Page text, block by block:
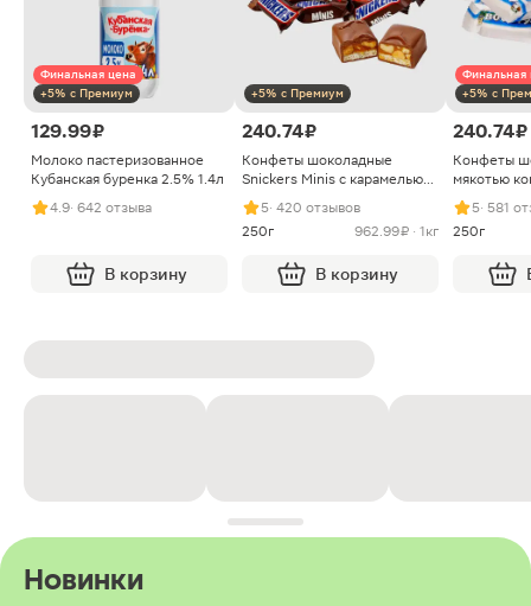
Финальная цена
+5% с Премиум
129.99 ₽
Молоко пастеризованное
Кубанская буренка 2.5% 1.4л
4.9· 642 отзыва
В корзину
+5% с Премиум
240.74 ₽
Конфеты шоколадные
Snickers Minis с карамелью
арахисом и нугой
5· 420 отзывов
250г
962.99 ₽ · 1кг
В корзину
Финальная
+5% с
240.74 ₽
Конфеты
мякотью
5· 581
250г
Новинки